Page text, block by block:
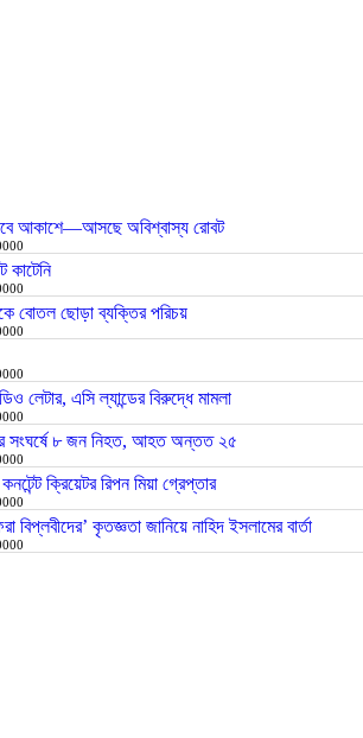
আকাশে—আসছে অবিশ্বাস্য রোবট
কাটেনি
বোতল ছোড়া ব্যক্তির পরিচয়
লেটার, এসি ল্যান্ডের বিরুদ্ধে মামলা
সংঘর্ষে ৮ জন নিহত, আহত অন্তত ২৫
ক্রিয়েটর রিপন মিয়া গ্রেপ্তার
বিপ্লবীদের’ কৃতজ্ঞতা জানিয়ে নাহিদ ইসলামের বার্তা